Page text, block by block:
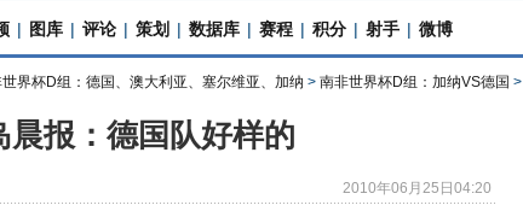
| 图库 | 评论 | 策划 | 数据库 | 赛程 | 积分 | 射手 | 微博
界杯D组：德国、澳大利亚、塞尔维亚、加纳 > 南非世界杯D组：加纳VS德国 >
晨报：德国队好样的
2010年06月25日04:20